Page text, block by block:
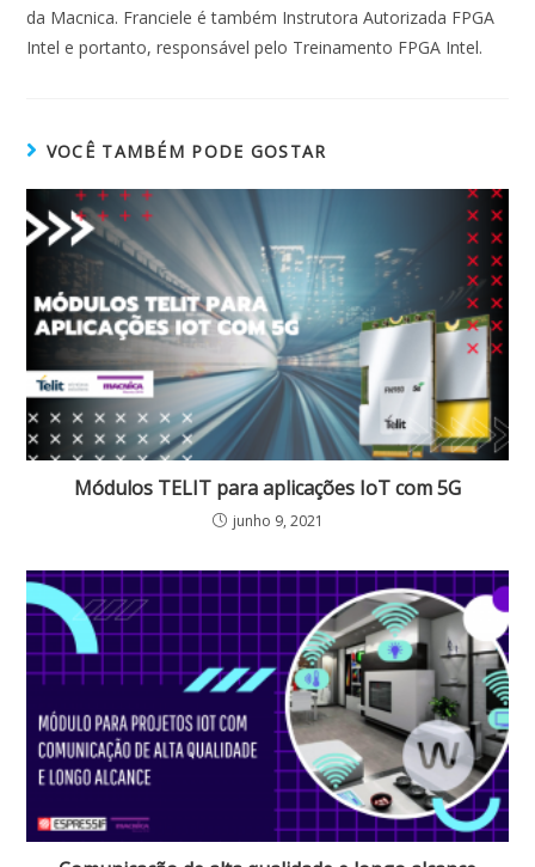
da Macnica. Franciele é também Instrutora Autorizada FPGA
Intel e portanto, responsável pelo Treinamento FPGA Intel.
VOCÊ TAMBÉM PODE GOSTAR
Módulos TELIT para aplicações IoT com 5G
junho 9, 2021